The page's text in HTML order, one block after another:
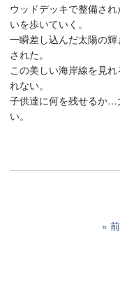
ウッドデッキで整備さ
いを歩いていく。
一瞬差し込んだ太陽の
された。
この美しい海岸線を見
れない。
子供達に何を残せるか…
い。